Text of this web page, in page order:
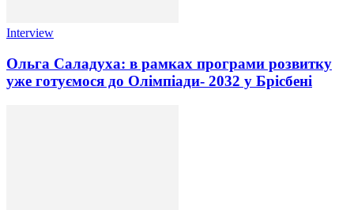
Interview
Ольга Саладуха: в рамках програми розвитку
уже готуємося до Олімпіади- 2032 у Брісбені